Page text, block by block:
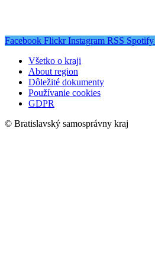
Facebook Flickr Instagram RSS Spotify
Všetko o kraji
About region
Dôležité dokumenty
Používanie cookies
GDPR
© Bratislavský samosprávny kraj